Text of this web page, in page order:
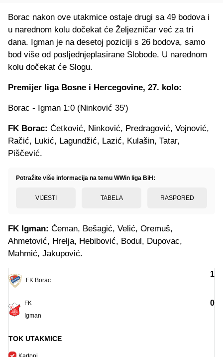
Borac nakon ove utakmice ostaje drugi sa 49 bodova i
u narednom kolu dočekat će Željezničar već za tri
dana. Igman je na desetoj poziciji s 26 bodova, samo
bod više od posljednjeplasirane Slobode. U narednom
kolu dočekat će Slogu.
Premijer liga Bosne i Hercegovine, 27. kolo:
Borac - Igman 1:0 (Ninković 35')
FK Borac: Ćetković, Ninković, Predragović, Vojnović,
Račić, Lukić, Lagundžić, Lazić, Kulašin, Tatar,
Piščević.
Potražite više informacija na temu WWin liga BiH:
VIJESTI TABELA RASPORED
FK Igman: Ćeman, Bešagić, Velić, Oremuš,
Ahmetović, Hrelja, Hebibović, Bodul, Dupovac,
Mahmić, Jakupović.
FK Borac
FK
Igman
1
0
TOK UTAKMICE